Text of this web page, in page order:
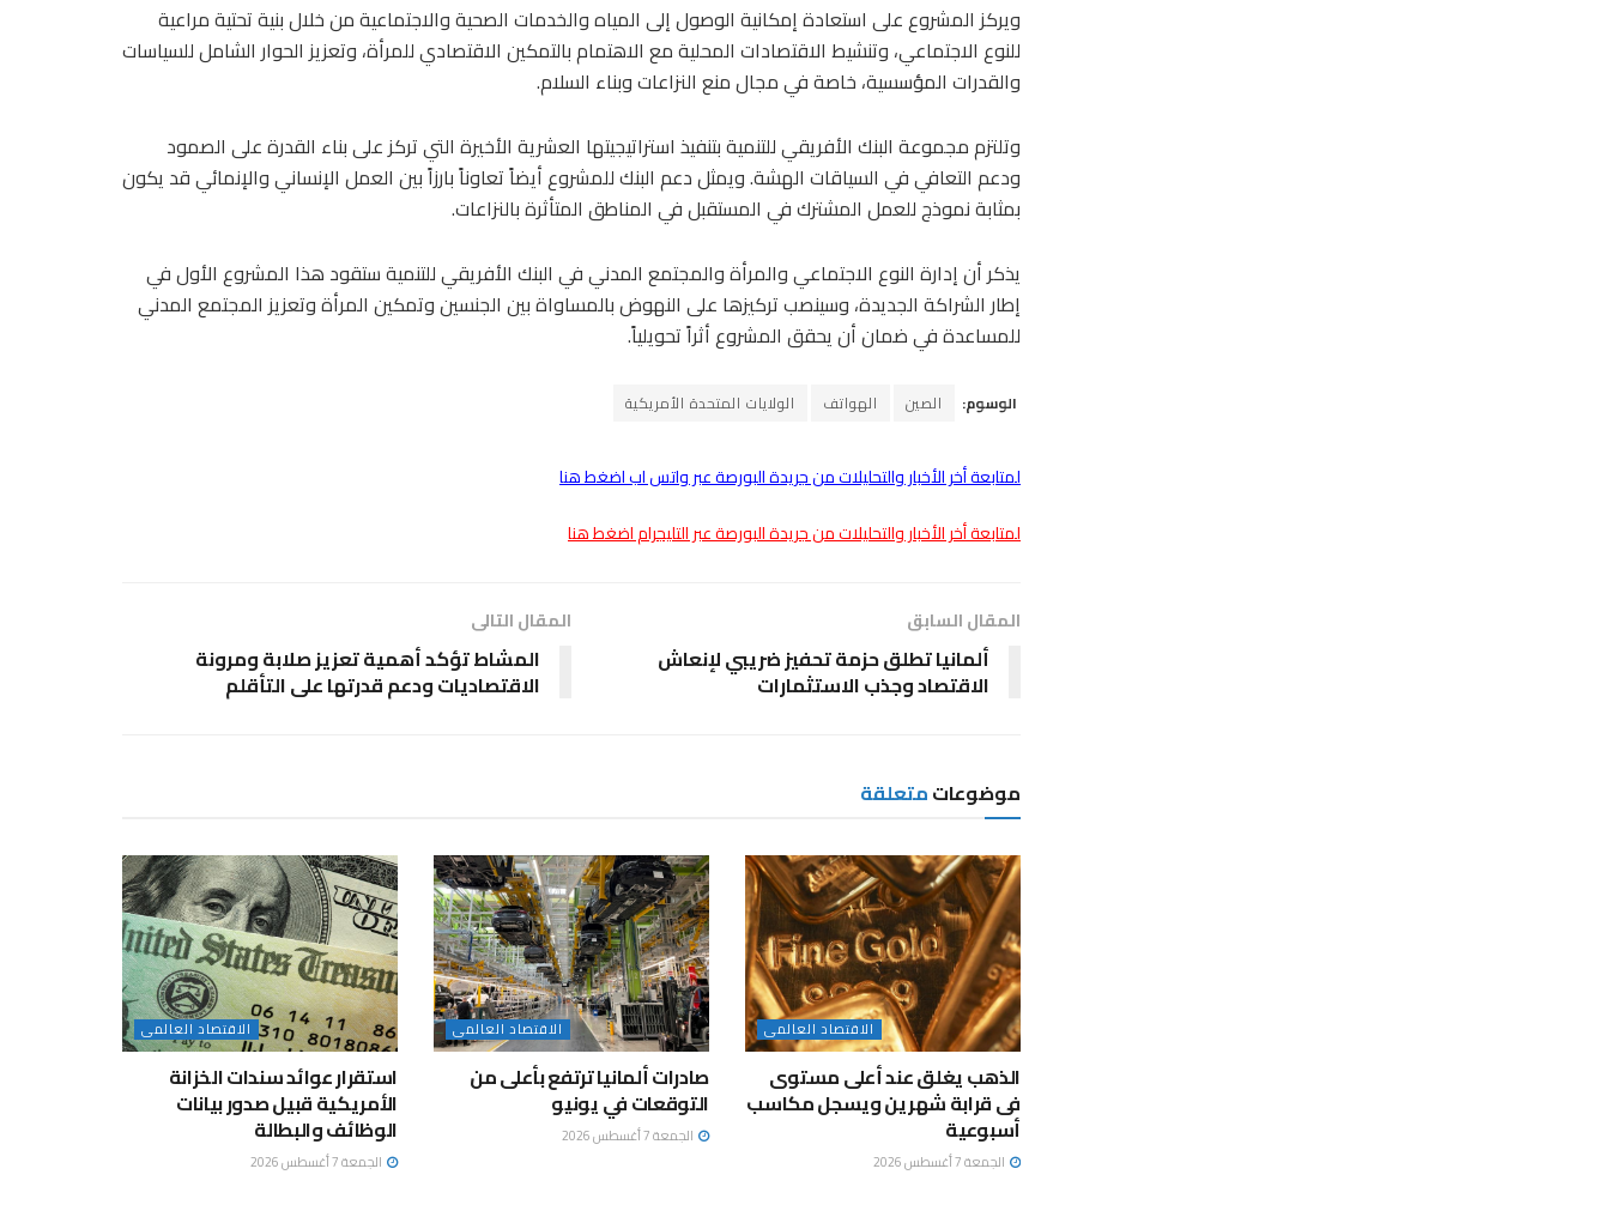
ويركز المشروع على استعادة إمكانية الوصول إلى المياه والخدمات الصحية والاجتماعية من خلال بنية تحتية مراعية
للنوع الاجتماعي، وتنشيط الاقتصادات المحلية مع الاهتمام بالتمكين الاقتصادي للمرأة، وتعزيز الحوار الشامل للسياسات
والقدرات المؤسسية، خاصة في مجال منع النزاعات وبناء السلام.
وتلتزم مجموعة البنك الأفريقي للتنمية بتنفيذ استراتيجيتها العشرية الأخيرة التي تركز على بناء القدرة على الصمود
ودعم التعافي في السياقات الهشة. ويمثل دعم البنك للمشروع أيضاً تعاوناً بارزاً بين العمل الإنساني والإنمائي قد يكون
بمثابة نموذج للعمل المشترك في المستقبل في المناطق المتأثرة بالنزاعات.
يذكر أن إدارة النوع الاجتماعي والمرأة والمجتمع المدني في البنك الأفريقي للتنمية ستقود هذا المشروع الأول في
إطار الشراكة الجديدة، وسينصب تركيزها على النهوض بالمساواة بين الجنسين وتمكين المرأة وتعزيز المجتمع المدني
للمساعدة في ضمان أن يحقق المشروع أثراً تحويلياً.
الوسوم: الصين الهواتف الولايات المتحدة الأمريكية
لمتابعة أخر الأخبار والتحليلات من جريدة البورصة عبر واتس اب اضغط هنا
لمتابعة أخر الأخبار والتحليلات من جريدة البورصة عبر التليجرام اضغط هنا
المقال السابق
ألمانيا تطلق حزمة تحفيز ضريبي لإنعاش
الاقتصاد وجذب الاستثمارات
المقال التالى
المشاط تؤكد أهمية تعزيز صلابة ومرونة
الاقتصاديات ودعم قدرتها على التأقلم
موضوعاتمتعلقة
الاقتصاد العالمى
الذهب يغلق عند أعلى مستوى
فى قرابة شهرين ويسجل مكاسب
أسبوعية
الجمعة 7 أغسطس 2026
الاقتصاد العالمى
صادرات ألمانيا ترتفع بأعلى من
التوقعات في يونيو
الجمعة 7 أغسطس 2026
الاقتصاد العالمى
استقرار عوائد سندات الخزانة
الأمريكية قبيل صدور بيانات
الوظائف والبطالة
الجمعة 7 أغسطس 2026